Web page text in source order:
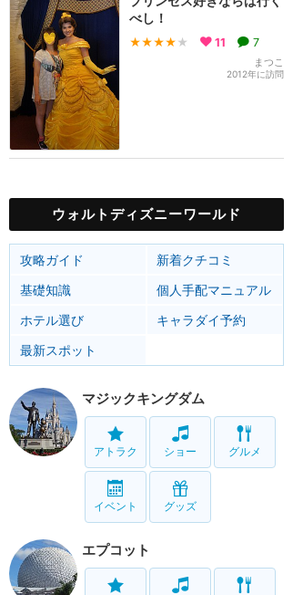
べし！
★★★★ ★ 11 7
まつこ
2012年に訪問
ウォルトディズニーワールド
攻略ガイド
新着クチコミ
基礎知識
個人手配マニュアル
ホテル選び
キャラダイ予約
最新スポット
マジックキングダム
アトラク ショー グルメ
イベント グッズ
エプコット